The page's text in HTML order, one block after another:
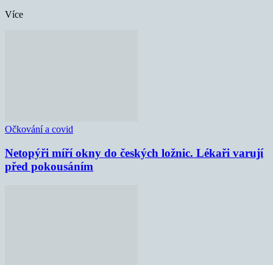
Více
Očkování a covid
Netopýři míří okny do českých ložnic. Lékaři varují
před pokousáním